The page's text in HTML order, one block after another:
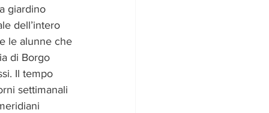
giardino
dell’intero
le alunne che
di Borgo
Il tempo
settimanali